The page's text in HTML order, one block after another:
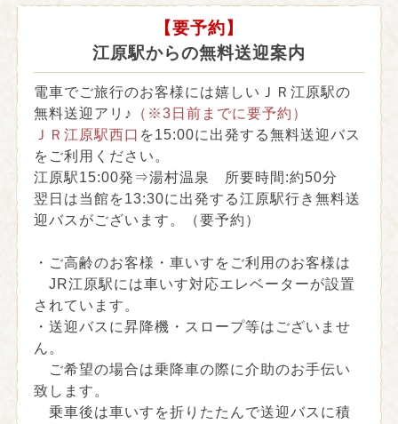
【要予約】
江原駅からの無料送迎案内
電車でご旅行のお客様には嬉しいＪＲ江原駅の
無料送迎アリ♪
（※3日前までに要予約）
ＪＲ江原駅西口 を15:00に出発する無料送迎バス
をご利用ください。
江原駅15:00発⇒湯村温泉 所要時間:約50分
翌日は当館を13:30に出発する江原駅行き無料送
迎バスがございます。（要予約）
・ご高齢のお客様・車いすをご利用のお客様は
JR江原駅には車いす対応エレベーターが設置
されています。
・送迎バスに昇降機・スロープ等はございませ
ん。
ご希望の場合は乗降車の際に介助のお手伝い
致します。
乗車後は車いすを折りたたんで送迎バスに積